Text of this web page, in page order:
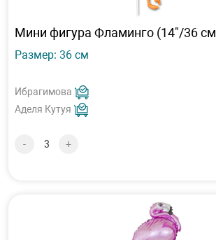
Мини фигура Фламинго (14"/36
Размер: 36 см
Ибрагимова
Аделя Кутуя
- +